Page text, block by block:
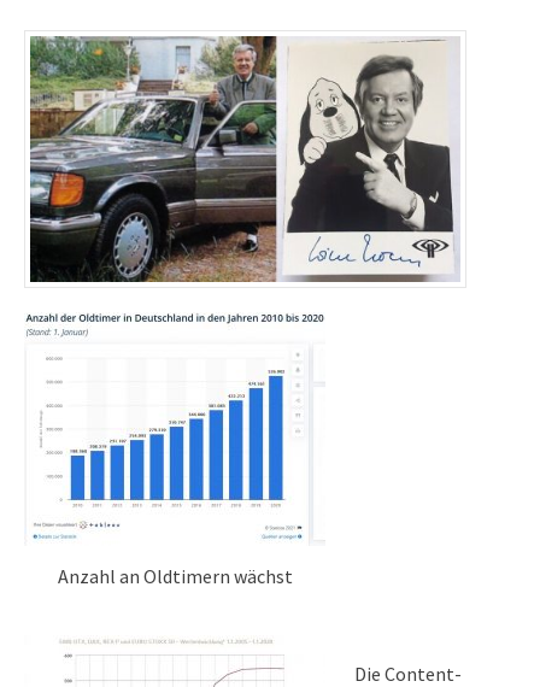
Anzahl an Oldtimern wächst
Die Content-